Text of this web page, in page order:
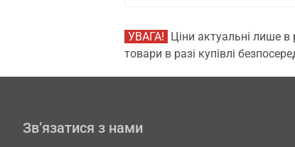
УВАГА! Ціни актуальні лише в
товари в разі купівлі
Зв’язатися з нами